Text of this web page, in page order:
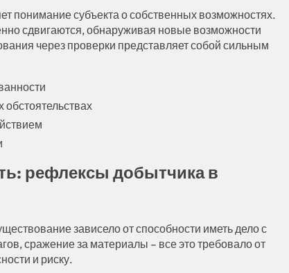
понимание субъекта о собственных возможностях.
сдвигаются, обнаруживая новые возможности
через проверки представляет собой сильным
обстоятельствах
рефлексы добытчика в
зависело от способности иметь дело с
сражение за материалы – все это требовало от
и риску.